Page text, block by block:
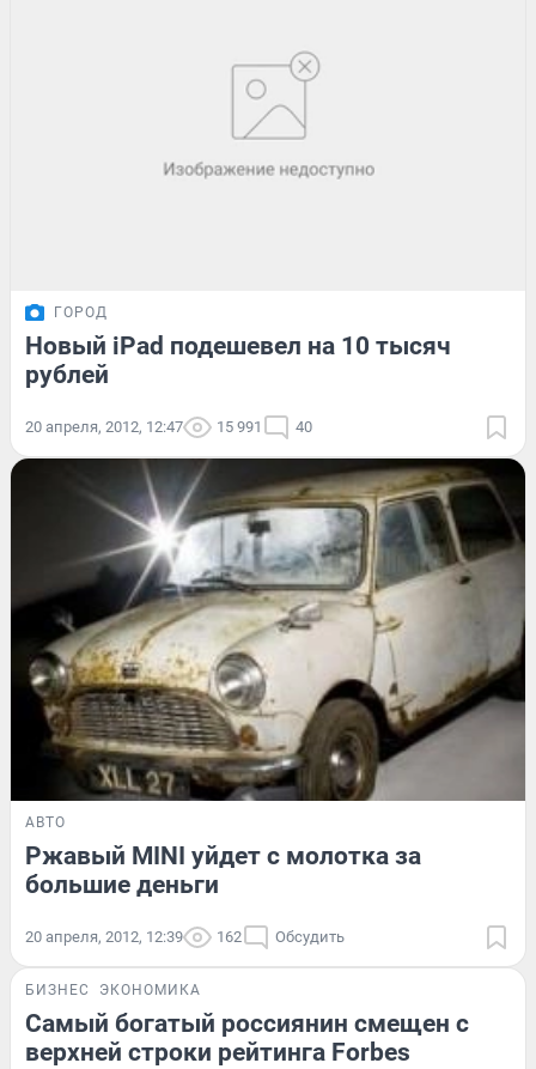
ГОРОД
Новый iPad подешевел на 10 тысяч
рублей
20 апреля, 2012, 12:47 15 991 40
АВТО
Ржавый MINI уйдет с молотка за
большие деньги
20 апреля, 2012, 12:39 162 Обсудить
БИЗНЕС ЭКОНОМИКА
Самый богатый россиянин смещен с
верхней строки рейтинга Forbes